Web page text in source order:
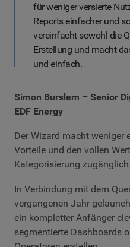
für weniger versierte
Reports einfacher und
vereinfacht sowohl die
Erstellung und macht
und einfach.
Simon Burslem – Senior
EDF Energy
Der Wizard macht weniger
Vorteile und den vollen
Kategorisierung zugänglich.
In Verbindung mit dem
vergangenen Jahr
ein kompletter Anfänger
segmentierte Dashboards